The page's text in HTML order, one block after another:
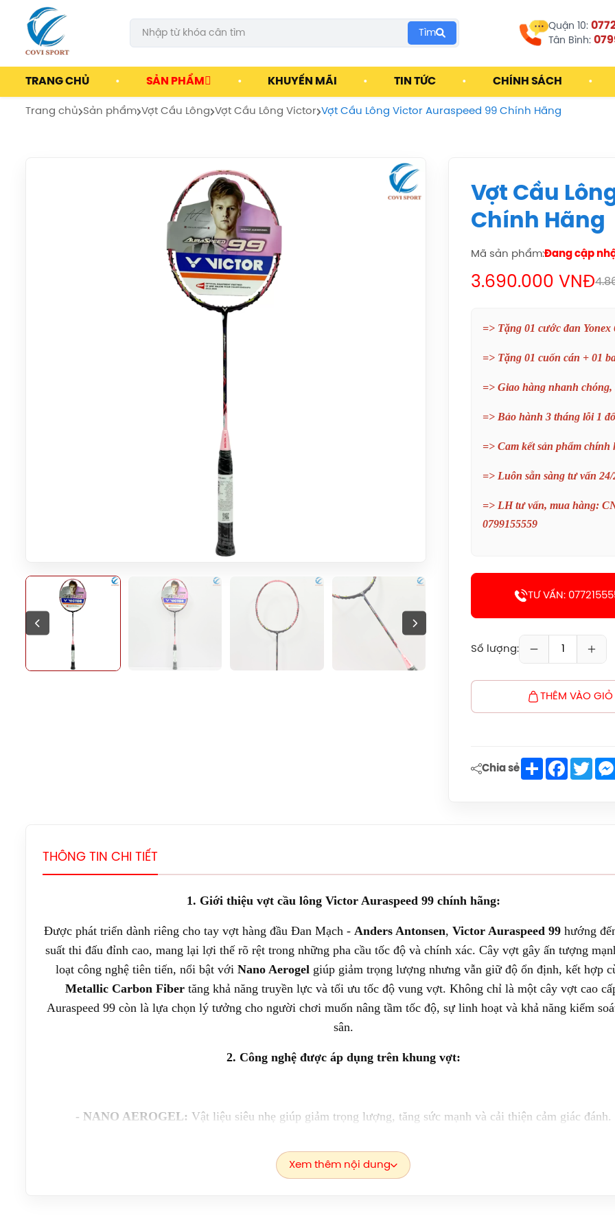
Cửa Hàng Thể Thao COVISPORT
Cửa Hàng Thể Thao COVISPORT
0772155559
https://covisport.com/
Tìm
Quận 10:
Tân Bình:
TRANG CHỦ • SẢN PHẨM • KHUYẾN MÃI • TIN TỨC • CHÍNH SÁCH •
Trang chủ Sản phẩm Vợt Cầu Lông Vợt Cầu Lông Victor Vợt Cầu Lông Victor Auraspeed 99 Chính Hãng
Vợt Cầu
Chính Hãng
Mã sản phẩm:Đang cập
3.690.000 VNĐ
=> Tặng 01 cước đan
=> Tặng 01 cuốn cán + 01
=> Giao hàng nhanh
=> Bảo hành 3 tháng lỗi 1
=> Cam kết sản phẩm chính
=> Luôn sẵn sàng tư vấn 24/
=> LH tư vấn, mua hàng:
0799155559
TƯ VẤN:
Số lượng:
THÊM VÀO GIỎ
Chia sẻ Share
THÔNG TIN CHI TIẾT
1. Giới thiệu vợt cầu lông Victor Auraspeed 99 chính hãng:
Được phát triển dành riêng cho tay vợt hàng đầu Đan Mạch - Anders Antonsen, Victor Auraspeed 99 hướng
suất thi đấu đỉnh cao, mang lại lợi thế rõ rệt trong những pha cầu tốc độ và chính xác. Cây vợt gây ấn tượng
loạt công nghệ tiên tiến, nổi bật với Nano Aerogel giúp giảm trọng lượng nhưng vẫn giữ độ ổn định, kết hợp
Metallic Carbon Fibertăng khả năng truyền lực và tối ưu tốc độ vung vợt. Không chỉ là một cây vợt cao
Auraspeed 99 còn là lựa chọn lý tưởng cho người chơi muốn nâng tầm tốc độ, sự linh hoạt và khả năng kiểm
sân.
2. Công nghệ được áp dụng trên khung vợt:
- NANO AEROGEL: Vật liệu siêu nhẹ giúp giảm trọng lượng, tăng sức mạnh và cải thiện cảm giác đánh.
: Công nghệ lấy cảm hứng từ máy bay trực thăng quân sự, mang lại cấu trúc
Xem thêm nội dung